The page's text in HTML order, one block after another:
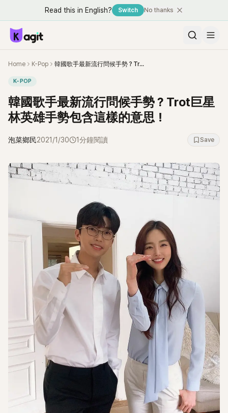
Read this in English? Switch No thanks
Home K-Pop 韓國歌手最新流行問候手勢？Trot巨星林英雄手勢包含這樣的意思！
K-POP
韓國歌手最新流行問候手勢？Trot巨星
林英雄手勢包含這樣的意思！
泡菜鄉民2021/1/30 1分鐘閱讀 Save